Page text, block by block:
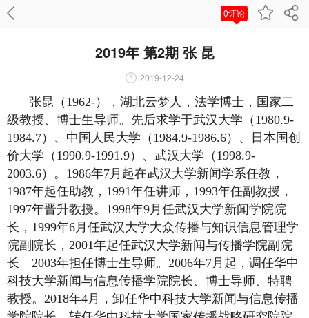
0评论
2019年 第2期 张 昆
2019-12-24
张昆（1962-），湖北云梦人，法学博士，国家二
级教授、博士生导师。先后求学于武汉大学（1980.9-
1984.7）、中国人民大学（1984.9-1986.6）、日本国创
价大学（1990.9-1991.9）、武汉大学（1998.9-
2003.6）。1986年7月起在武汉大学新闻学系任教，
1987年起任助教，1991年任讲师，1993年任副教授，
1997年晋升教授。1998年9月任武汉大学新闻学院院
长，1999年6月任武汉大学大众传播与知识信息管理学
院副院长，2001年起任武汉大学新闻与传播学院副院
长。2003年担任博士生导师。2006年7月起，调任华中
科技大学新闻与信息传播学院院长、博士导师、特聘
教授。2018年4月，卸任华中科技大学新闻与信息传播